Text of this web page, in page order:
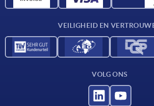
VEILIGHEID EN
VOLG ONS